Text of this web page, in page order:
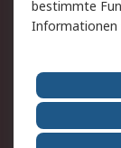
Karriere bei RS
Qualität/
bestimmte
Informationen